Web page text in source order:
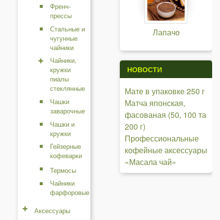
Френч-
прессы
Стальные и
чугунные
чайники
Чайники,
кружки
пиалы
стеклянные
Чашки
заварочные
Чашки и
кружки
Гейзерные
кофеварки
Термосы
Чайники
фарфоровые
Аксессуары
Лапачо
НОВОСТИ
Мате в упаковке 250 г
Матча японская,
фасованая (50, 100 та
200 г)
Профессиональные
кофейные аксессуары
«Масала чай»